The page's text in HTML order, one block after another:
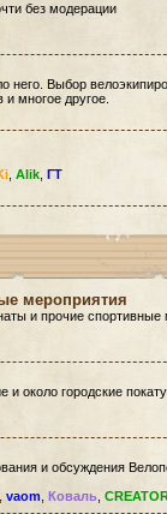
без модерации
него. Выбор
многое другое.
Alik ГТ
мероприятия
и прочие спортивные
и около городские
и обсуждения
vaom Коваль